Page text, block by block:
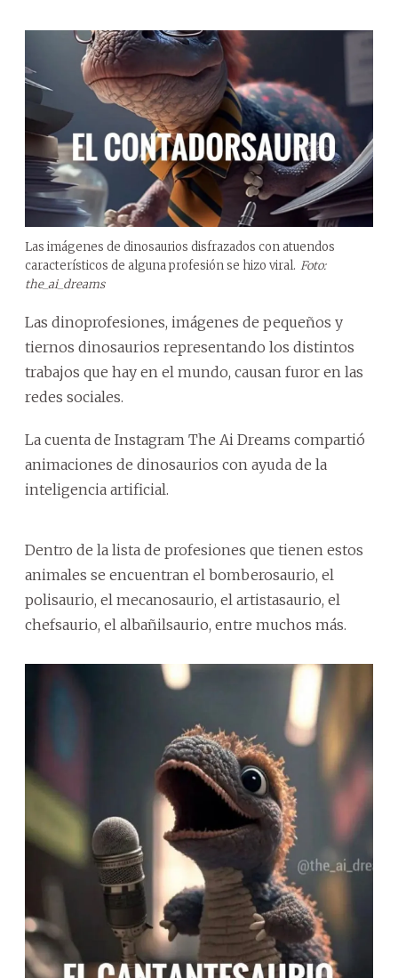
Las imágenes de dinosaurios disfrazados con atuendos
característicos de alguna profesión se hizo viral. Foto:
the_ai_dreams
Las dinoprofesiones, imágenes de pequeños y
tiernos dinosaurios representando los distintos
trabajos que hay en el mundo, causan furor en las
redes sociales.
La cuenta de Instagram The Ai Dreams compartió
animaciones de dinosaurios con ayuda de la
inteligencia artificial.
Dentro de la lista de profesiones que tienen estos
animales se encuentran el bomberosaurio, el
polisaurio, el mecanosaurio, el artistasaurio, el
chefsaurio, el albañilsaurio, entre muchos más.